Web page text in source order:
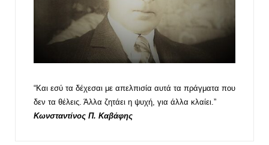
“Και εσύ τα δέχεσαι με απελπισία αυτά τα πράγματα που
δεν τα θέλεις. Άλλα ζητάει η ψυχή, για άλλα κλαίει.”
Κωνσταντίνος Π. Καβάφης